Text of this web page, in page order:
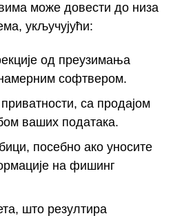
може довести до низа
укључујући:
од преузимања
софтвером.
са продајом
ваших података.
посебно ако уносите
на фишинг
што резултира